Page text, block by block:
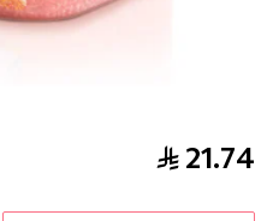
مقشر بذور الشيا بخلاصة
21.74